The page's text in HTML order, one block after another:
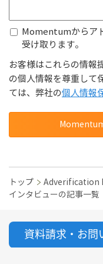
Momentumからア
受け取ります。
お客様はこれらの情報
の個人情報を尊重して
ては、弊社の個人情報
トップ
Adverification
インタビューの記事一覧